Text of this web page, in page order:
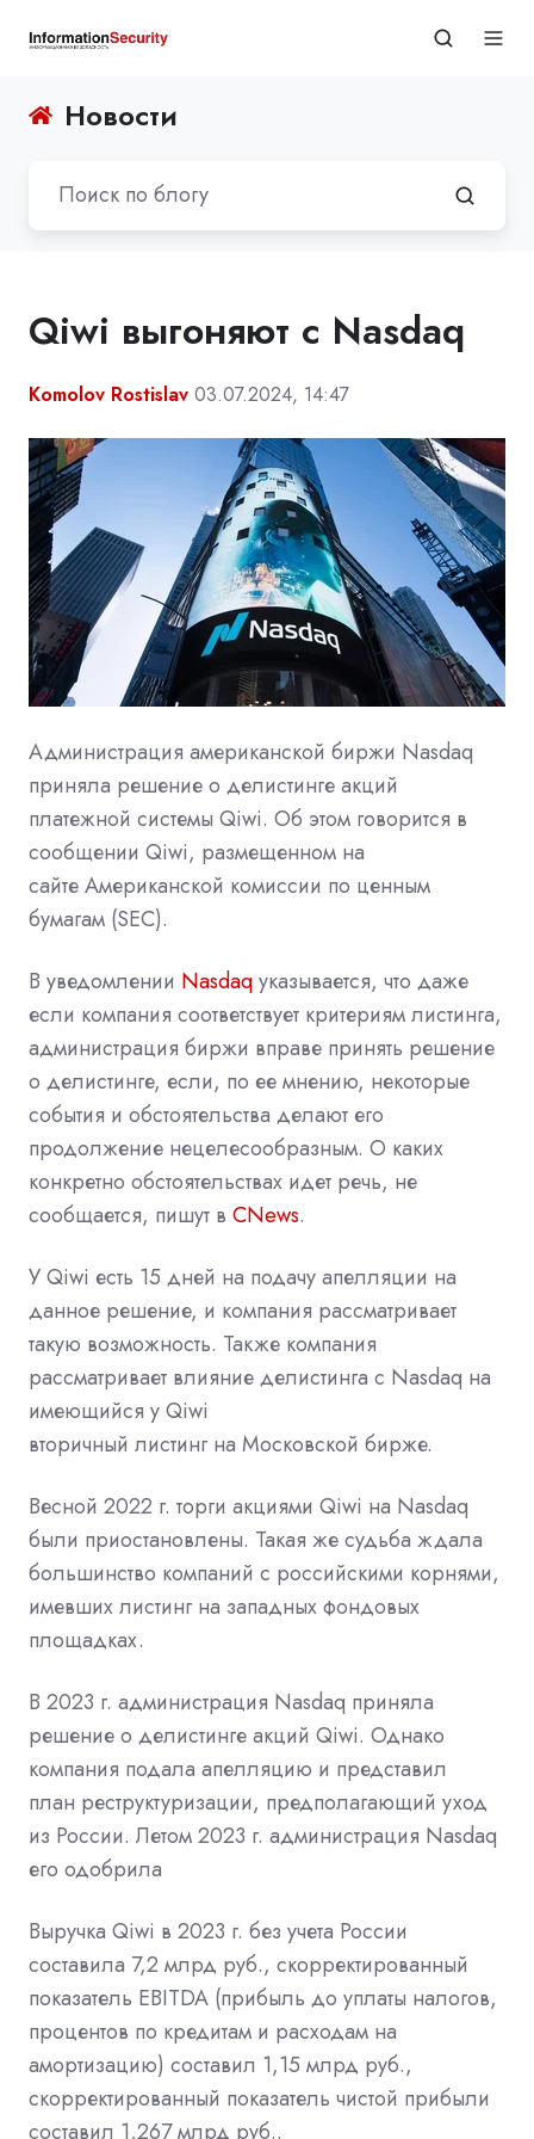
Новости
Qiwi выгоняют с Nasdaq
Komolov Rostislav 03.07.2024, 14:47
Администрация американской биржи Nasdaq
приняла решение о делистинге акций
платежной системы Qiwi. Об этом говорится в
сообщении Qiwi, размещенном на
сайтеАмериканской комиссии по ценным
бумагам (SEC).
В уведомлении Nasdaqуказывается, что даже
если компания соответствует критериям листинга,
администрация биржи вправе принять решение
о делистинге, если, по ее мнению, некоторые
события и обстоятельства делают его
продолжение нецелесообразным. О каких
конкретно обстоятельствах идет речь, не
сообщается, пишут в CNews.
У Qiwi есть 15 дней на подачу апелляции на
данное решение, и компания рассматривает
такую возможность. Также компания
рассматривает влияние делистинга с Nasdaq на
имеющийся у Qiwi
вторичный листинг на Московской бирже.
Весной 2022 г. торги акциями Qiwi на Nasdaq
были приостановлены. Такая же судьба ждала
большинство компаний с российскими корнями,
имевших листинг на западных фондовых
площадках.
В 2023 г. администрация Nasdaq приняла
решение о делистинге акций Qiwi. Однако
компания подала апелляцию и представил
план реструктуризации, предполагающий уход
из России. Летом 2023 г. администрация Nasdaq
его одобрила
Выручка Qiwi в 2023 г. без учета России
составила 7,2 млрд руб., скорректированный
показатель EBITDA (прибыль до уплаты налогов,
процентов по кредитам и расходам на
амортизацию) составил 1,15 млрд руб.,
скорректированный показатель чистой прибыли
составил 1,267 млрд руб..